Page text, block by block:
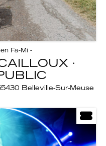
Fa-Mi -
·
Belleville-Sur-Meuse